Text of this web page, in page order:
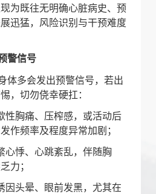
为既往无明确心脏病史、预
迅猛，风险识别与干预难度
警信号
体多会发出预警信号，若出
，切勿侥幸硬扛：
性胸痛、压榨感，或活动后
作频率及程度异常加剧；
心悸、心跳紊乱，伴随胸
力；
因头晕、眼前发黑，尤其在